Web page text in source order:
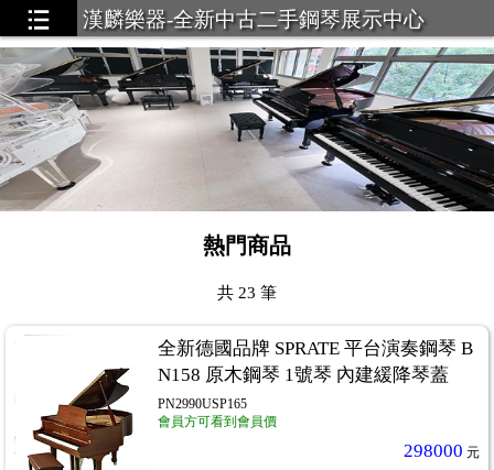
漢麟樂器-全新中古二手鋼琴展示中心
熱門商品
共 23 筆
全新德國品牌 SPRATE 平台演奏鋼琴 B
N158 原木鋼琴 1號琴 內建緩降琴蓋
PN2990USP165
會員方可看到會員價
298000 元